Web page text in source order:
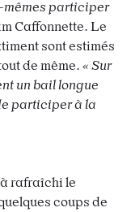
mêmes participer
Caffonnette. Le
sont estimés
de même. « Sur
un bail longue
participer à la
rafraîchi le
coups de